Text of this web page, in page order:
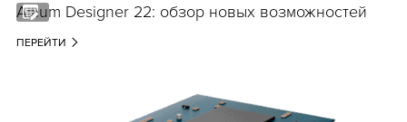
Altium Designer 22: обзор новых возможностей
ПЕРЕЙТИ